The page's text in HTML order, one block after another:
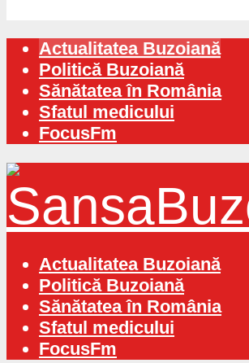
Actualitatea Buzoiană
Politică Buzoiană
Sănătatea în România
Sfatul medicului
FocusFm
Actualitatea Buzoiană
Politică Buzoiană
Sănătatea în România
Sfatul medicului
FocusFm